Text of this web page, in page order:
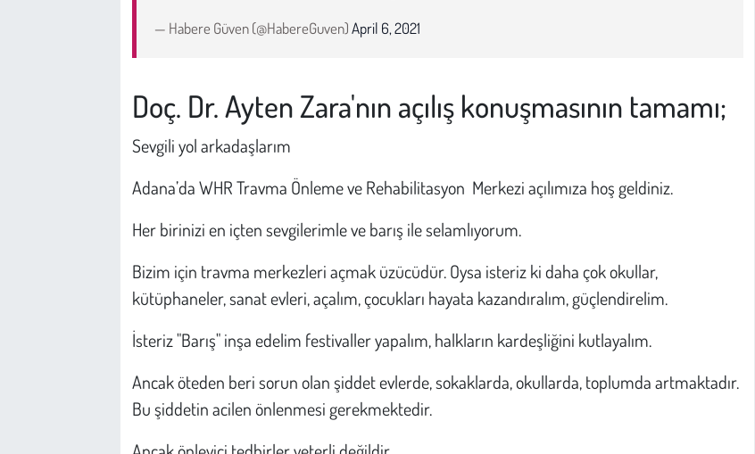
— Habere Güven (@HabereGuven)April 6, 2021
Doç. Dr. Ayten Zara'nın açılış konuşmasının tamamı;
Sevgili yol arkadaşlarım
Adana’da WHR Travma Önleme ve Rehabilitasyon Merkezi açılımıza hoş geldiniz.
Her birinizi en içten sevgilerimle ve barış ile selamlıyorum.
Bizim için travma merkezleri açmak üzücüdür. Oysa isteriz ki daha çok okullar,
kütüphaneler, sanat evleri, açalım, çocukları hayata kazandıralım, güçlendirelim.
İsteriz "Barış" inşa edelim festivaller yapalım, halkların kardeşliğini kutlayalım.
Ancak öteden beri sorun olan şiddet evlerde, sokaklarda, okullarda, toplumda artmaktadır.
Bu şiddetin acilen önlenmesi gerekmektedir.